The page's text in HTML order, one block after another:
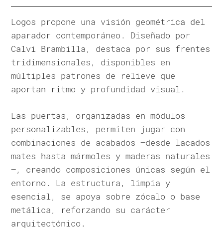
Logos propone una visión geométrica del
aparador contemporáneo. Diseñado por
Calvi Brambilla, destaca por sus frentes
tridimensionales, disponibles en
múltiples patrones de relieve que
aportan ritmo y profundidad visual.
Las puertas, organizadas en módulos
personalizables, permiten jugar con
combinaciones de acabados —desde lacados
mates hasta mármoles y maderas naturales
—, creando composiciones únicas según el
entorno. La estructura, limpia y
esencial, se apoya sobre zócalo o base
metálica, reforzando su carácter
arquitectónico.